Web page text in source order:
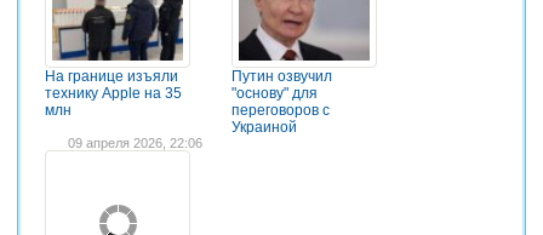
На границе изъяли
технику Apple на 35
млн
Путин озвучил
"основу" для
переговоров с
Украиной
09 апреля 2026, 22:06